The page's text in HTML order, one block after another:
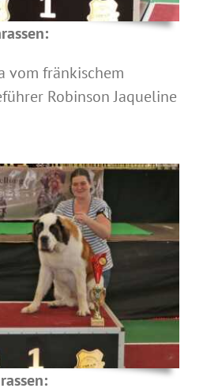
vom fränkischem
Robinson Jaqueline